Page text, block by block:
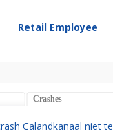
Retail Employee
Crashes
Calandkanaal niet te